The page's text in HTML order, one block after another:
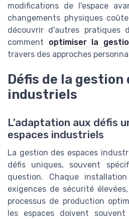
modifications de l'espace
changements physiques
découvrir d'autres pratiques
comment optimiser la
travers des approches
Défis de la gestion
industriels
L'adaptation aux défis
espaces industriels
La gestion des espaces
défis uniques, souvent
question. Chaque
exigences de sécurité
processus de production
les espaces doivent